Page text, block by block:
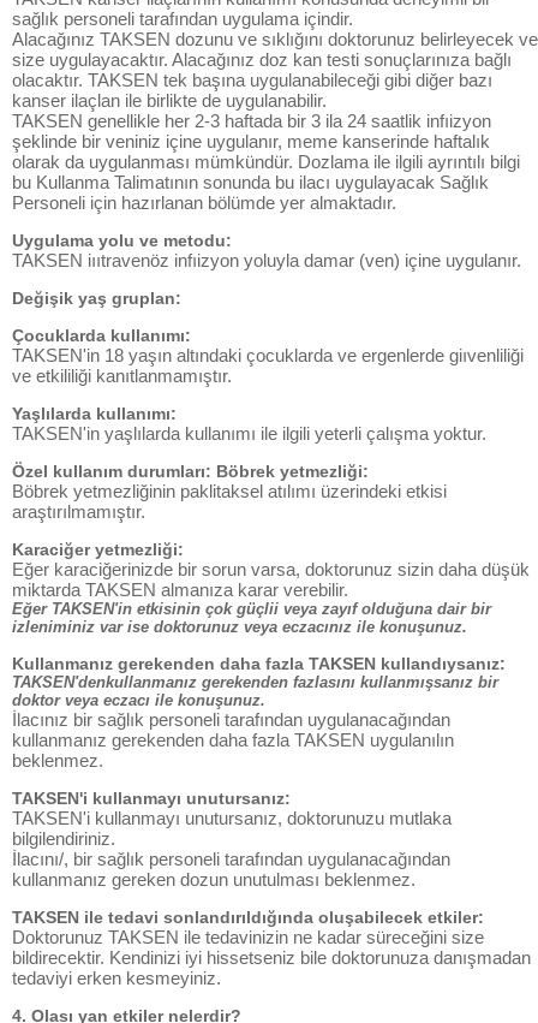
sağlık personeli tarafından uygulama içindir.
Alacağınız TAKSEN dozunu ve sıklığını doktorunuz belirleyecek ve
size uygulayacaktır. Alacağınız doz kan testi sonuçlarınıza bağlı
olacaktır. TAKSEN tek başına uygulanabileceği gibi diğer bazı
kanser ilaçlan ile birlikte de uygulanabilir.
TAKSEN genellikle her 2-3 haftada bir 3 ila 24 saatlik infıizyon
şeklinde bir veniniz içine uygulanır, meme kanserinde haftalık
olarak da uygulanması mümkündür. Dozlama ile ilgili ayrıntılı bilgi
bu Kullanma Talimatının sonunda bu ilacı uygulayacak Sağlık
Personeli için hazırlanan bölümde yer almaktadır.
Uygulama yolu ve metodu:
TAKSEN iııtravenöz infıizyon yoluyla damar (ven) içine uygulanır.
Değişik yaş gruplan:
Çocuklarda kullanımı:
TAKSEN'in 18 yaşın altındaki çocuklarda ve ergenlerde giıvenliliği
ve etkililiği kanıtlanmamıştır.
Yaşlılarda kullanımı:
TAKSEN'in yaşlılarda kullanımı ile ilgili yeterli çalışma yoktur.
Özel kullanım durumları: Böbrek yetmezliği:
Böbrek yetmezliğinin paklitaksel atılımı üzerindeki etkisi
araştırılmamıştır.
Karaciğer yetmezliği:
Eğer karaciğerinizde bir sorun varsa, doktorunuz sizin daha düşük
miktarda TAKSEN almanıza karar verebilir.
Eğer TAKSEN'in etkisinin çok güçlii veya zayıf olduğuna dair bir
izleniminiz var ise doktorunuz veya eczacınız ile konuşunuz.
Kullanmanız gerekenden daha fazla TAKSEN kullandıysanız:
TAKSEN'denkullanmanız gerekenden fazlasını kullanmışsanız bir
doktor veya eczacı ile konuşunuz.
İlacınız bir sağlık personeli tarafından uygulanacağından
kullanmanız gerekenden daha fazla TAKSEN uygulanılın
beklenmez.
TAKSEN'i kullanmayı unutursanız:
TAKSEN'i kullanmayı unutursanız, doktorunuzu mutlaka
bilgilendiriniz.
İlacını/, bir sağlık personeli tarafından uygulanacağından
kullanmanız gereken dozun unutulması beklenmez.
TAKSEN ile tedavi sonlandırıldığında oluşabilecek etkiler:
Doktorunuz TAKSEN ile tedavinizin ne kadar süreceğini size
bildirecektir. Kendinizi iyi hissetseniz bile doktorunuza danışmadan
tedaviyi erken kesmeyiniz.
4. Olası yan etkiler nelerdir?